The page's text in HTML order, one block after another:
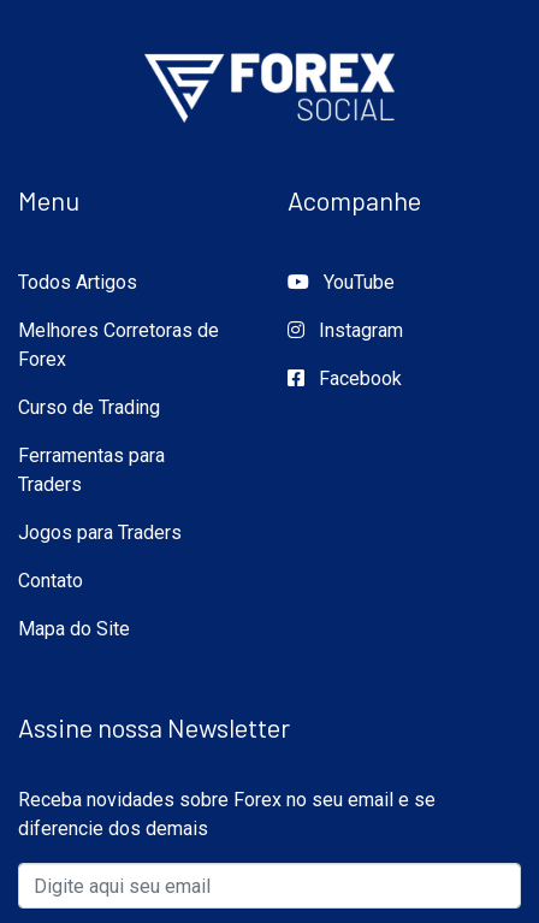
Menu
Todos Artigos
Melhores Corretoras de
Forex
Curso de Trading
Ferramentas para
Traders
Jogos para Traders
Contato
Mapa do Site
Acompanhe
YouTube
Instagram
Facebook
Assine nossa Newsletter
Receba novidades sobre Forex no seu email e se
diferencie dos demais